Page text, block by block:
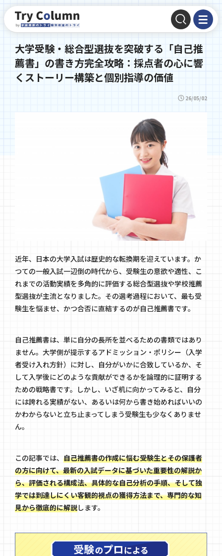
大学受験・総合型選抜を突破する「自己推
薦書」の書き方完全攻略：採点者の心に響
くストーリー構築と個別指導の価値
26/05/02
近年、日本の大学入試は歴史的な転換期を迎えています。か
つての一般入試一辺倒の時代から、受験生の意欲や適性、こ
れまでの活動実績を多角的に評価する総合型選抜や学校推薦
型選抜が主流となりました。その選考過程において、最も受
験生を悩ませ、かつ合否に直結するのが自己推薦書です。
自己推薦書は、単に自分の長所を並べるための書類ではあり
ません。大学側が提示するアドミッション・ポリシー（入学
者受け入れ方針）に対し、自分がいかに合致しているか、そ
して入学後にどのような貢献ができるかを論理的に証明する
ための戦略書です。しかし、いざ机に向かってみると、自分
には誇れる実績がない、あるいは何から書き始めればいいの
かわからないと立ち止まってしまう受験生も少なくありませ
ん。
この記事では、 自己推薦書の作成に悩む受験生とその保護者
の方に向けて、最新の入試データに基づいた重要性の解説か
ら、評価される構成法、具体的な自己分析の手順、そして独
学では到達しにくい客観的視点の獲得方法まで、専門的な知
見から徹底的に解説します。